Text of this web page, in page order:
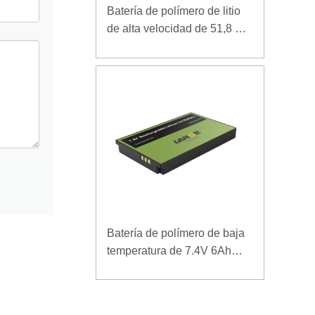
Batería de polímero de litio
de alta velocidad de 51,8 V y
de arranque de rescate
Batería de polímero de baja
temperatura de 7.4V 6Ah